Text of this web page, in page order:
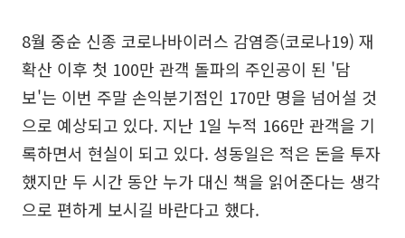
8월 중순 신종 코로나바이러스 감염증(코로나19) 재
확산 이후 첫 100만 관객 돌파의 주인공이 된 '담
보'는 이번 주말 손익분기점인 170만 명을 넘어설 것
으로 예상되고 있다. 지난 1일 누적 166만 관객을 기
록하면서 현실이 되고 있다. 성동일은 적은 돈을 투자
했지만 두 시간 동안 누가 대신 책을 읽어준다는 생각
으로 편하게 보시길 바란다고 했다.